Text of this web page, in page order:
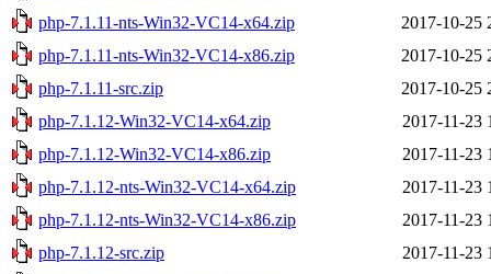
php-7.1.11-nts-Win32-VC14-x64.zip
2017-10-25
php-7.1.11-nts-Win32-VC14-x86.zip
2017-10-25
php-7.1.11-src.zip
2017-10-25
php-7.1.12-Win32-VC14-x64.zip
2017-11-23
php-7.1.12-Win32-VC14-x86.zip
2017-11-23
php-7.1.12-nts-Win32-VC14-x64.zip
2017-11-23
php-7.1.12-nts-Win32-VC14-x86.zip
2017-11-23
php-7.1.12-src.zip
2017-11-23